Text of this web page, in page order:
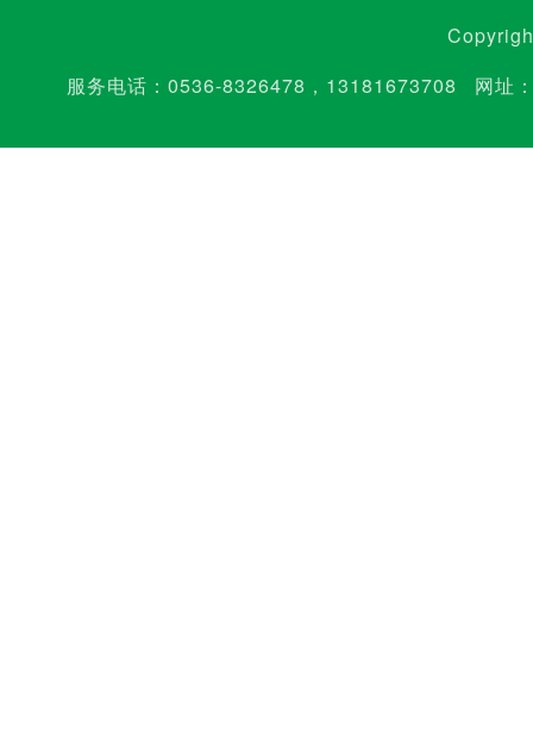
服务电话： 0536-8326478 ， 13181673708 网址